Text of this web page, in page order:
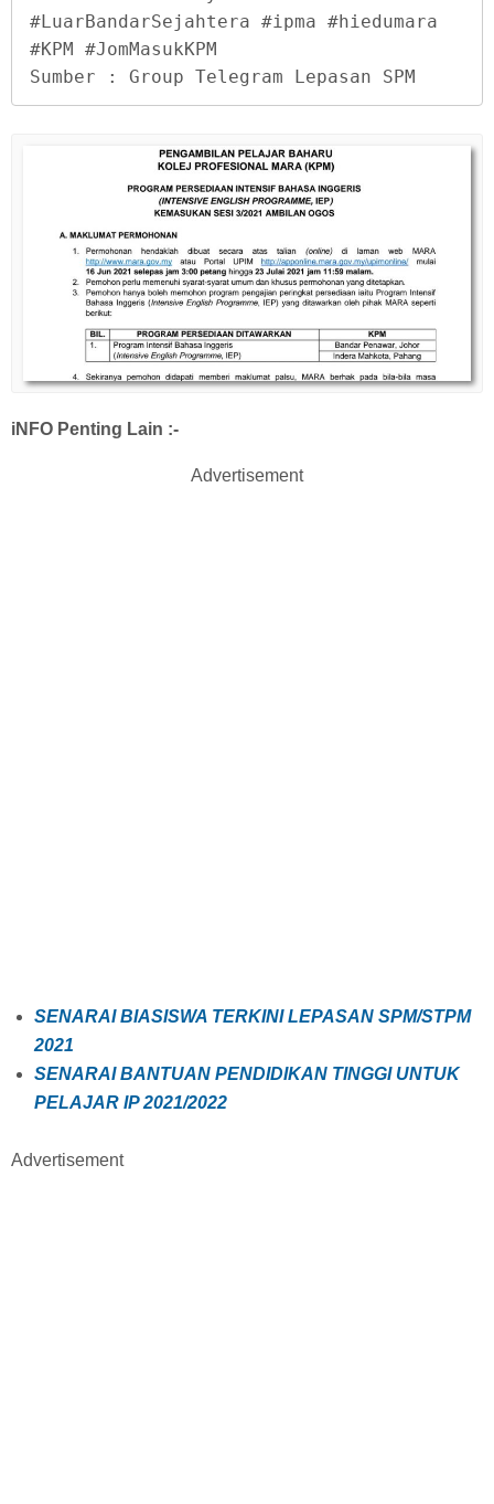
#LuarBandarSejahtera #ipma #hiedumara
#KPM #JomMasukKPM
Sumber : Group Telegram Lepasan SPM
iNFO Penting Lain :-
Advertisement
SENARAI BIASISWA TERKINI LEPASAN SPM/STPM
2021
SENARAI BANTUAN PENDIDIKAN TINGGI UNTUK
PELAJAR IP 2021/2022
Advertisement